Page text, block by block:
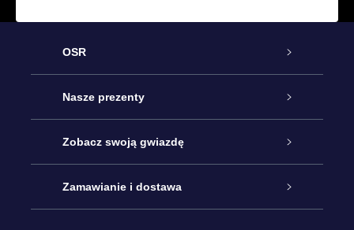
OSR
Obsługa
Kontakt
Blog
Nasze prezenty
Podarunek Gwiazda Online
Pakiet Podarunkowy OSR
Zobacz swoją gwiazdę
Rejestr Gwiazd
Zamawianie i dostawa